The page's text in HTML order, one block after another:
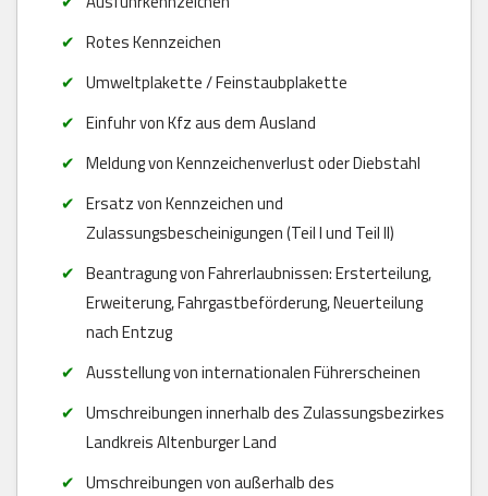
Rotes Kennzeichen
Umweltplakette / Feinstaubplakette
Einfuhr von Kfz aus dem Ausland
Meldung von Kennzeichenverlust oder Diebstahl
Ersatz von Kennzeichen und
Zulassungsbescheinigungen (Teil I und Teil II)
Beantragung von Fahrerlaubnissen: Ersterteilung,
Erweiterung, Fahrgastbeförderung, Neuerteilung
nach Entzug
Ausstellung von internationalen Führerscheinen
Umschreibungen innerhalb des Zulassungsbezirkes
Landkreis Altenburger Land
Umschreibungen von außerhalb des